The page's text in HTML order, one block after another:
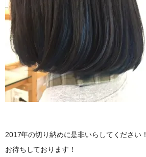
2017年の切り納めに是非いらしてください！
お待ちしております！